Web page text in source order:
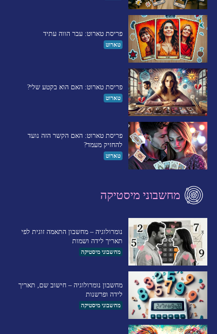
פריסת טארוט: עבר הווה עתיד
טארוט
פריסת טארוט: האם הוא בקטע שלי?
טארוט
פריסת טארוט: האם הקשר הזה נועד
להחזיק מעמד?
טארוט
מחשבוני מיסטיקה
נומרולוגיה – מחשבון התאמה זוגית לפי
תאריך לידה ושמות
מחשבוני מיסטיקה
מחשבון נומרולוגיה – חישוב שם, תאריך
לידה ופרשנות
מחשבוני מיסטיקה